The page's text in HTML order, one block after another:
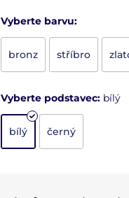
Vyberte barvu:
bronz stříbro
Vyberte podstavec: bílý
bílý černý